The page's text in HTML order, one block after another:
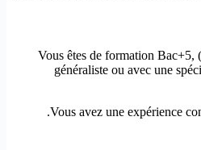
Vous êtes de formation
généraliste ou avec une
Vous avez une expérience